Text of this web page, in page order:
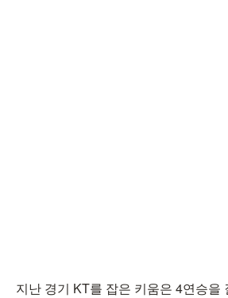
지난 경기 KT를 잡은 키움은 4연승을